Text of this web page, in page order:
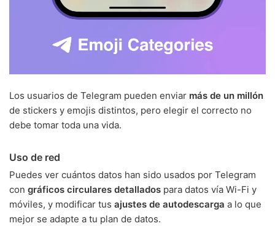
Los usuarios de Telegram pueden enviar más de un millón
de stickers y emojis distintos, pero elegir el correcto no
debe tomar toda una vida.
Uso de red
Puedes ver cuántos datos han sido usados por Telegram
con gráficos circulares detallados para datos vía Wi-Fi y
móviles, y modificar tus ajustes de autodescarga a lo que
mejor se adapte a tu plan de datos.